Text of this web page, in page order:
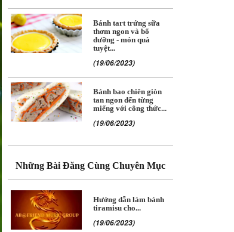
Bánh tart trứng sữa
thơm ngon và bổ
dưỡng - món quà
tuyệt...
(19/06/2023)
Bánh bao chiên giòn
tan ngon đến từng
miếng với công thức...
(19/06/2023)
Những Bài Đăng Cùng Chuyên Mục
Hướng dẫn làm bánh
tiramisu cho...
(19/06/2023)